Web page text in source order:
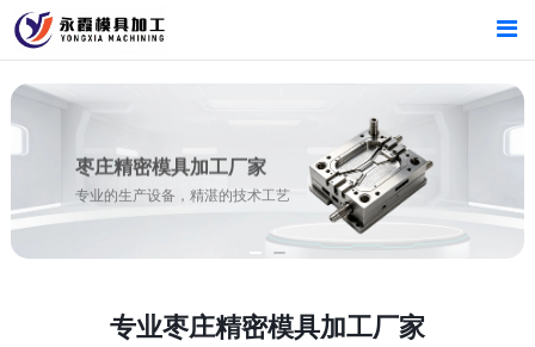
首页
产品中心
新闻中心
首页
产品中心
新闻中心
枣庄精密模具加工厂家
专业的生产设备，精湛的技术工艺
专业枣庄精密模具加工厂家